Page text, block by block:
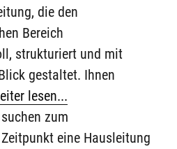
die den
Bereich
strukturiert und mit
gestaltet. Ihnen
lesen...
zum
eine Hausleitung